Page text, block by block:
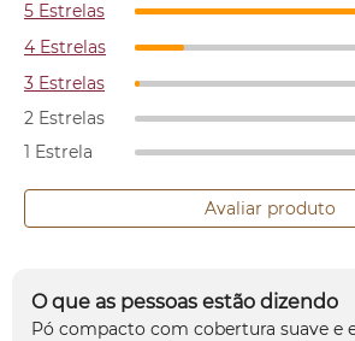
5 Estrelas
4 Estrelas
3 Estrelas
2 Estrelas
1 Estrela
Avaliar produto
O que as pessoas estão dizendo
Pó compacto com cobertura suave e